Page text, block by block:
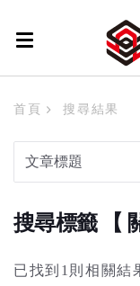
首頁 搜尋結果
搜尋標籤 【
已找到1則相關結